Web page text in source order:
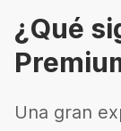
¿Qué
Una gran